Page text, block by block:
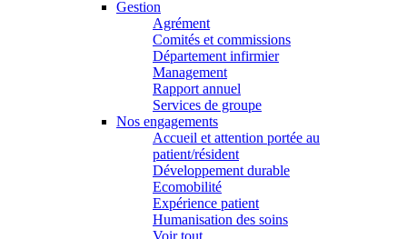
Gestion
Agrément
Comités et commissions
Département infirmier
Management
Rapport annuel
Services de groupe
Nos engagements
Accueil et attention portée au
patient/résident
Développement durable
Ecomobilité
Expérience patient
Humanisation des soins